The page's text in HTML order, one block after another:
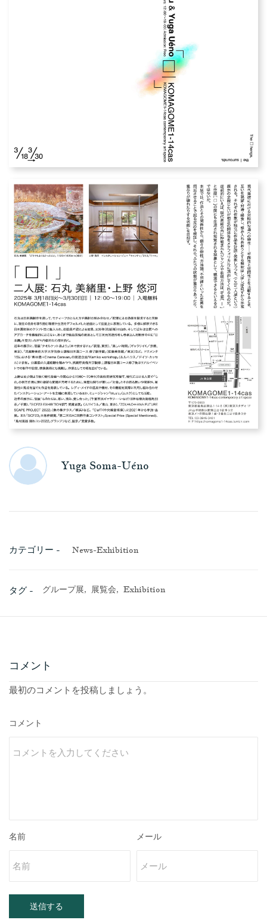
Yuga Soma-Uéno
カテゴリー - News-Exhibition
タグ - グループ展, 展覧会, Exhibition
コメント
最初のコメントを投稿しましょう。
コメント
名前 メール
送信する